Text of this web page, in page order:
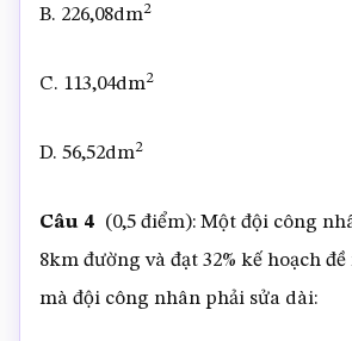
B. 226,08dm2
C. 113,04dm2
D. 56,52dm2
Câu 4 (0,5 điểm): Một đội công
8km đường và đạt 32% kế hoạch
mà đội công nhân phải sửa dài: